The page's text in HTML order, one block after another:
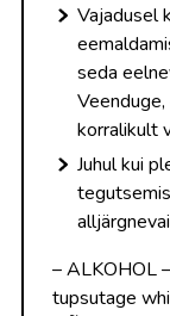
Vajadusel
seda
korralikult
Juhul kui
– ALKOHOL
tupsutage